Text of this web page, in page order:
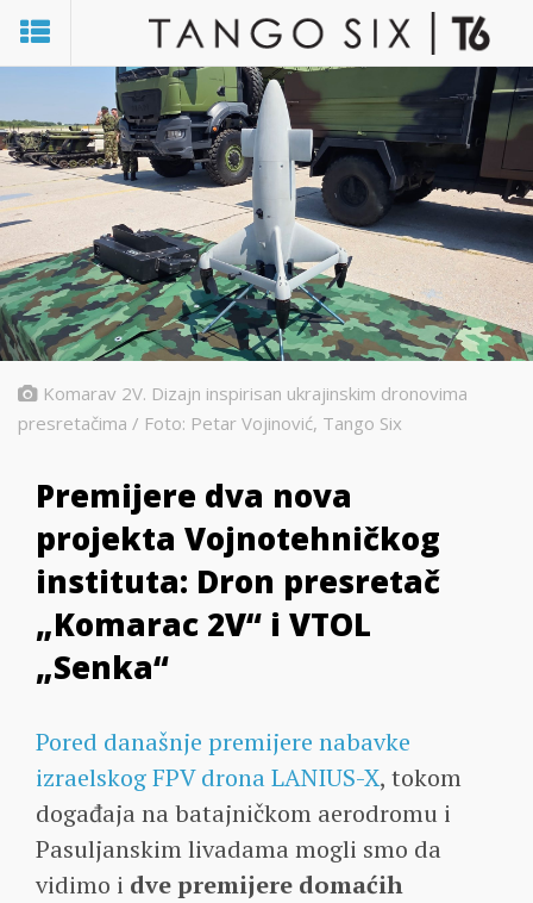
Komarav 2V. Dizajn inspirisan ukrajinskim dronovima
presretačima / Foto: Petar Vojinović, Tango Six
Premijere dva nova
projekta Vojnotehničkog
instituta: Dron presretač
„Komarac 2V“ i VTOL
„Senka“
Pored današnje premijere nabavke
izraelskog FPV drona LANIUS-X, tokom
događaja na batajničkom aerodromu i
Pasuljanskim livadama mogli smo da
vidimo i dve premijere domaćih